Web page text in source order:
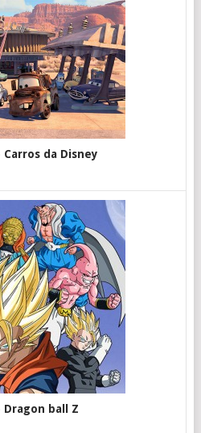
da Disney
Dragon ball Z